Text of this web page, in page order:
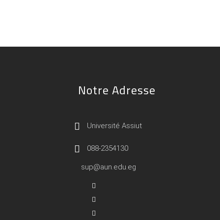
Notre Adresse
Université Assiut
088-2354130
sup@aun.edu.eg